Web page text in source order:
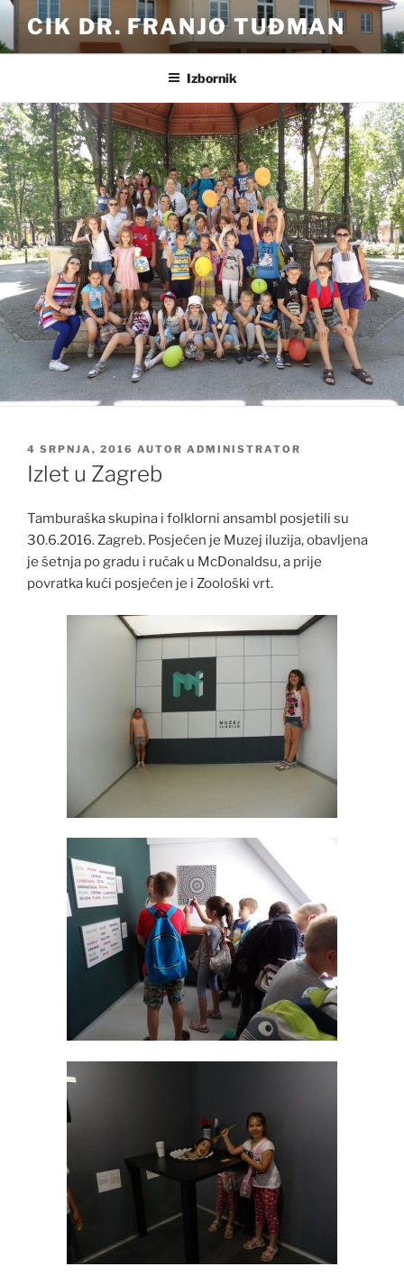
Preskoči
sadržaj
CIK DR. FRANJO TUĐMAN
Izbornik
OBJAVLJENO
4 SRPNJA, 2016 AUTOR ADMINISTRATOR
Izlet u Zagreb
Tamburaška skupina i folklorni ansambl posjetili su
30.6.2016. Zagreb. Posjećen je Muzej iluzija, obavljena
je šetnja po gradu i ručak u McDonaldsu, a prije
povratka kući posjećen je i Zoološki vrt.